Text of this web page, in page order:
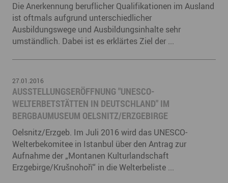
Die Anerkennung beruflicher Qualifikationen im Ausland
ist oftmals aufgrund unterschiedlicher
Ausbildungswege und Ausbildungsinhalte sehr
umständlich. Dabei ist es erklärtes Ziel der ...
27.01.2016
​AUSSTELLUNGSERÖFFNUNG "UNESCO-
WELTERBETSTÄTTEN IN DEUTSCHLAND" IM
BERGBAUMUSEUM OELSNITZ/ERZGEBIRGE
Oelsnitz/Erzgeb. Im Juli 2016 wird das UNESCO-
Welterbekomitee in Istanbul über den Antrag zur
Aufnahme der „Montanen Kulturlandschaft
Erzgebirge/Krušnohoří“ in die Welterbeliste ...